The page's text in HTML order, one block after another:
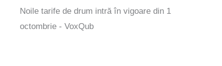
Noile tarife de drum intră în vigoare din 1
octombrie - VoxQub